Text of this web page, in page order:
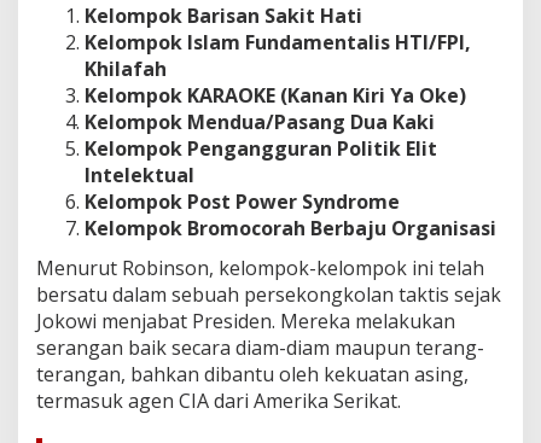
!
Kelompok Barisan Sakit Hati
Kelompok Islam Fundamentalis HTI/FPI,
Khilafah
Kelompok KARAOKE (Kanan Kiri Ya Oke)
Kelompok Mendua/Pasang Dua Kaki
Kelompok Pengangguran Politik Elit
Intelektual
Kelompok Post Power Syndrome
Kelompok Bromocorah Berbaju Organisasi
Menurut Robinson, kelompok-kelompok ini telah
bersatu dalam sebuah persekongkolan taktis sejak
Jokowi menjabat Presiden. Mereka melakukan
serangan baik secara diam-diam maupun terang-
terangan, bahkan dibantu oleh kekuatan asing,
termasuk agen CIA dari Amerika Serikat.